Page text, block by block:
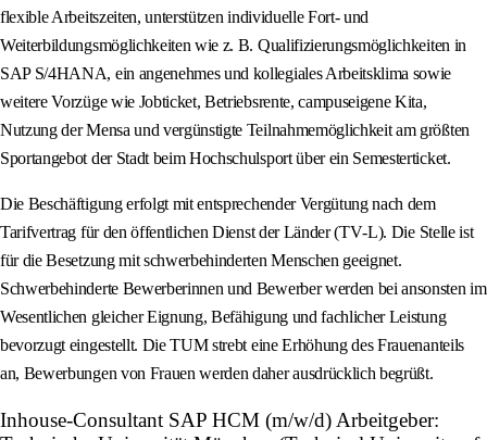
flexible Arbeitszeiten, unterstützen individuelle Fort- und
Weiterbildungsmöglichkeiten wie z. B. Qualifizierungsmöglichkeiten in
SAP S/4HANA, ein angenehmes und kollegiales Arbeitsklima sowie
weitere Vorzüge wie Jobticket, Betriebsrente, campuseigene Kita,
Nutzung der Mensa und vergünstigte Teilnahmemöglichkeit am größten
Sportangebot der Stadt beim Hochschulsport über ein Semesterticket.
Die Beschäftigung erfolgt mit entsprechender Vergütung nach dem
Tarifvertrag für den öffentlichen Dienst der Länder (TV‑L). Die Stelle ist
für die Besetzung mit schwerbehinderten Menschen geeignet.
Schwerbehinderte Bewerberinnen und Bewerber werden bei ansonsten im
Wesentlichen gleicher Eignung, Befähigung und fachlicher Leistung
bevorzugt eingestellt. Die TUM strebt eine Erhöhung des Frauenanteils
an, Bewerbungen von Frauen werden daher ausdrücklich begrüßt.
Inhouse-Consultant SAP HCM (m/w/d) Arbeitgeber: